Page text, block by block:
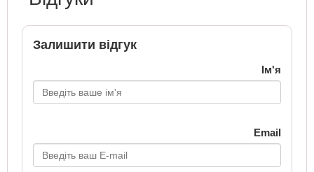
Залишити відгук
Ім'я
Email